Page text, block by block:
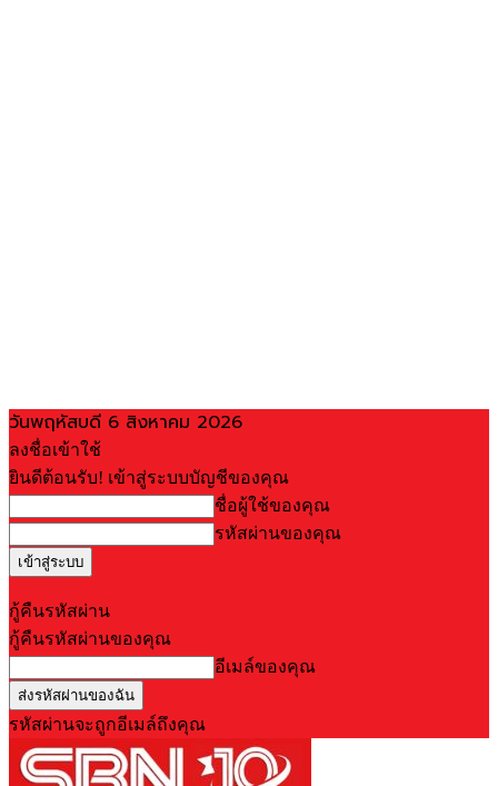
วันพฤหัสบดี 6 สิงหาคม 2026
ลงชื่อเข้าใช้
ยินดีต้อนรับ! เข้าสู่ระบบบัญชีของคุณ
ชื่อผู้ใช้ของคุณ
รหัสผ่านของคุณ
กู้คืนรหัสผ่าน
กู้คืนรหัสผ่านของคุณ
อีเมล์ของคุณ
รหัสผ่านจะถูกอีเมล์ถึงคุณ